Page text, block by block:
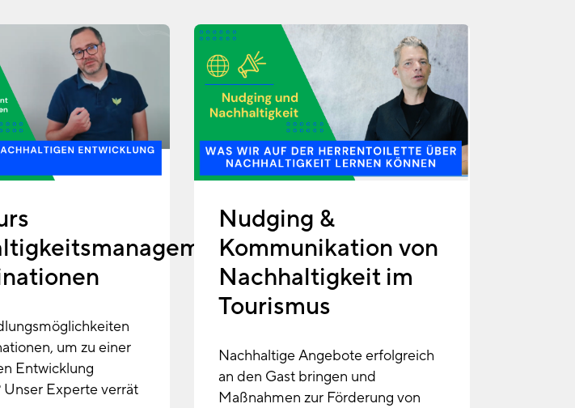
um zu einer
Entwicklung
Unser Experte verrät
Nudging &
Kommunikation von
Nachhaltigkeit im
Tourismus
Nachhaltige Angebote erfolgreich
an den Gast bringen und
Maßnahmen zur Förderung von